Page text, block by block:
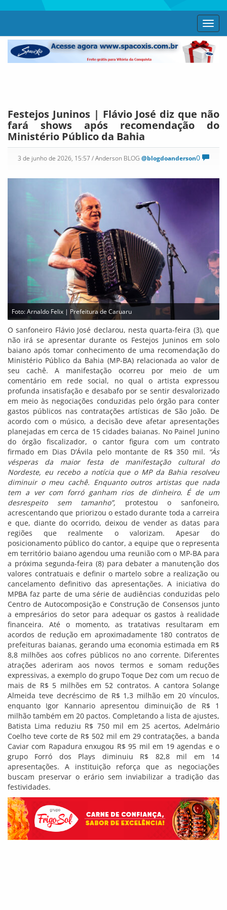
Festejos Juninos | Flávio José diz que não
fará shows após recomendação do
Ministério Público da Bahia
0
3 de junho de 2026, 15:57 / Anderson BLOG @blogdoanderson
Foto: Arnaldo Felix | Prefeitura de Caruaru
O sanfoneiro Flávio José declarou, nesta quarta-feira (3), que
não irá se apresentar durante os Festejos Juninos em solo
baiano após tomar conhecimento de uma recomendação do
Ministério Público da Bahia (MP-BA) relacionada ao valor de
seu cachê. A manifestação ocorreu por meio de um
comentário em rede social, no qual o artista expressou
profunda insatisfação e desabafo por se sentir desvalorizado
em meio às negociações conduzidas pelo órgão para conter
gastos públicos nas contratações artísticas de São João. De
acordo com o músico, a decisão deve afetar apresentações
planejadas em cerca de 15 cidades baianas. No Painel Junino
do órgão fiscalizador, o cantor figura com um contrato
firmado em Dias D’Ávila pelo montante de R$ 350 mil. “Às
vésperas da maior festa de manifestação cultural do
Nordeste, eu recebo a notícia que o MP da Bahia resolveu
diminuir o meu cachê. Enquanto outros artistas que nada
tem a ver com forró ganham rios de dinheiro. É de um
desrespeito sem tamanho”, protestou o sanfoneiro,
acrescentando que priorizou o estado durante toda a carreira
e que, diante do ocorrido, deixou de vender as datas para
regiões que realmente o valorizam. Apesar do
posicionamento público do cantor, a equipe que o representa
em território baiano agendou uma reunião com o MP-BA para
a próxima segunda-feira (8) para debater a manutenção dos
valores contratuais e definir o martelo sobre a realização ou
cancelamento definitivo das apresentações. A iniciativa do
MPBA faz parte de uma série de audiências conduzidas pelo
Centro de Autocomposição e Construção de Consensos junto
a empresários do setor para adequar os gastos à realidade
financeira. Até o momento, as tratativas resultaram em
acordos de redução em aproximadamente 180 contratos de
prefeituras baianas, gerando uma economia estimada em R$
8,8 milhões aos cofres públicos no ano corrente. Diferentes
atrações aderiram aos novos termos e somam reduções
expressivas, a exemplo do grupo Toque Dez com um recuo de
mais de R$ 5 milhões em 52 contratos. A cantora Solange
Almeida teve decréscimo de R$ 1,3 milhão em 20 vínculos,
enquanto Igor Kannario apresentou diminuição de R$ 1
milhão também em 20 pactos. Completando a lista de ajustes,
Batista Lima reduziu R$ 750 mil em 25 acertos, Adelmário
Coelho teve corte de R$ 502 mil em 29 contratações, a banda
Caviar com Rapadura enxugou R$ 95 mil em 19 agendas e o
grupo Forró dos Plays diminuiu R$ 82,8 mil em 14
apresentações. A instituição reforça que as negociações
buscam preservar o erário sem inviabilizar a tradição das
festividades.